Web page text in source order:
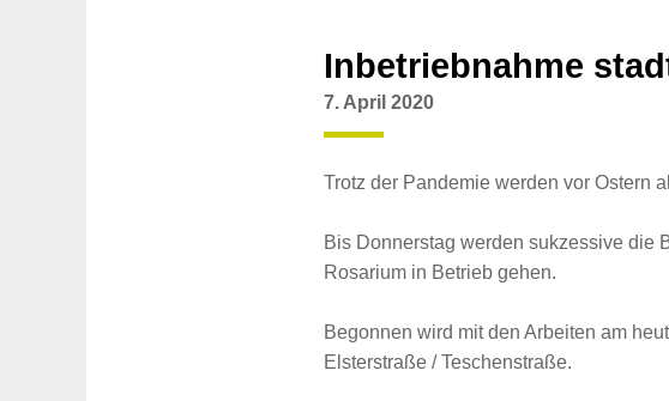
Inbetriebnahme
7. April 2020
Trotz der Pandemie werden vor Ostern
Bis Donnerstag werden sukzessive die
Rosarium in Betrieb gehen.
Begonnen wird mit den Arbeiten am
Elsterstraße / Teschenstraße.